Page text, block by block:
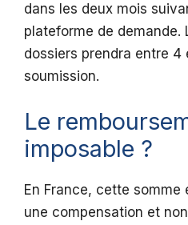
dans les deux mois
plateforme de demande.
dossiers prendra entre 4
soumission.
Le
imposable ?
En France, cette
une compensation et